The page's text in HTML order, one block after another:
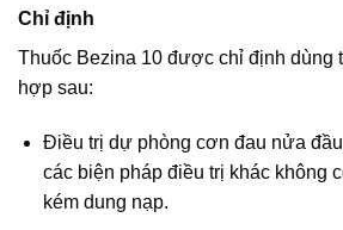
Chỉ định
Thuốc Bezina 10 được chỉ định dùng
hợp sau:
Điều trị dự phòng cơn đau nửa
các biện pháp điều trị khác không
kém dung nạp.